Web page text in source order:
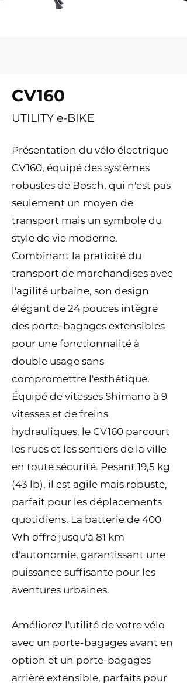
CV160
UTILITY e-BIKE
Présentation du vélo électrique
CV160, équipé des systèmes
robustes de Bosch, qui n'est pas
seulement un moyen de
transport mais un symbole du
style de vie moderne.
Combinant la praticité du
transport de marchandises avec
l'agilité urbaine, son design
élégant de 24 pouces intègre
des porte-bagages extensibles
pour une fonctionnalité à
double usage sans
compromettre l'esthétique.
Équipé de vitesses Shimano à 9
vitesses et de freins
hydrauliques, le CV160 parcourt
les rues et les sentiers de la ville
en toute sécurité. Pesant 19,5 kg
(43 lb), il est agile mais robuste,
parfait pour les déplacements
quotidiens. La batterie de 400
Wh offre jusqu'à 81 km
d'autonomie, garantissant une
puissance suffisante pour les
aventures urbaines.
Améliorez l'utilité de votre vélo
avec un porte-bagages avant en
option et un porte-bagages
arrière extensible, parfaits pour